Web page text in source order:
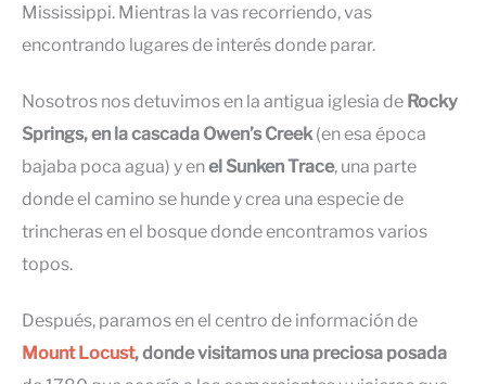
Mississippi. Mientras la vas recorriendo, vas
encontrando lugares de interés donde parar.
Nosotros nos detuvimos en la antigua iglesia de Rocky
Springs, en la cascada Owen’s Creek(en esa época
bajaba poca agua) y enel Sunken Trace, una parte
donde el camino se hunde y crea una especie de
trincheras en el bosque donde encontramos varios
topos.
Después, paramos en el centro de información de
Mount Locust, donde visitamos una preciosa posada